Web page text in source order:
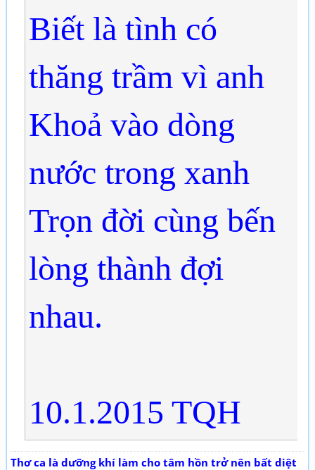
Biết là tình có
thăng trầm vì anh
Khoả vào dòng
nước trong xanh
Trọn đời cùng bến
lòng thành đợi
nhau.
10.1.2015 TQH
Thơ ca là dưỡng khí làm cho tâm hồn trở nên bất diệt